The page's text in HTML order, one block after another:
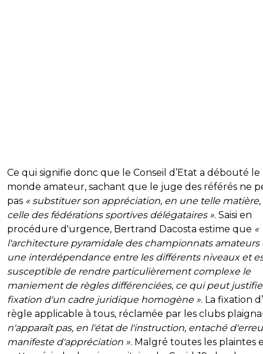
Ce qui signifie donc que le Conseil d’Etat a débouté le
monde amateur, sachant que le juge des référés ne
pas « substituer son appréciation, en une telle matière,
celle des fédérations sportives délégataires ». Saisi en
procédure d'urgence, Bertrand Dacosta estime que «
l'architecture pyramidale des championnats amateurs
une interdépendance entre les différents niveaux et
susceptible de rendre particulièrement complexe le
maniement de règles différenciées, ce qui peut
fixation d'un cadre juridique homogène ». La fixation
règle applicable à tous, réclamée par les clubs
n'apparaît pas, en l'état de l'instruction, entaché
manifeste d'appréciation ». Malgré toutes les plaintes